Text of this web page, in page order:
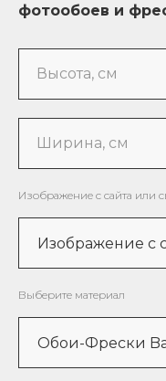
фотообоев и
Высота, см
Ширина, см
Изображение с сайта или
Выберите материал